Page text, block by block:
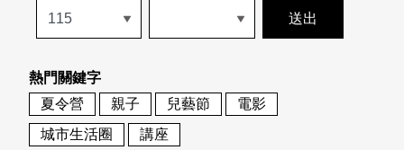
歷史專題
活動列表
地圖搜尋
關於我們
關於我們
刊物索取地點
會員基本資料
刊登活動
網站導覽 English
熱門關鍵字
夏令營
親子 兒藝節
電影
城市生活圈
講座